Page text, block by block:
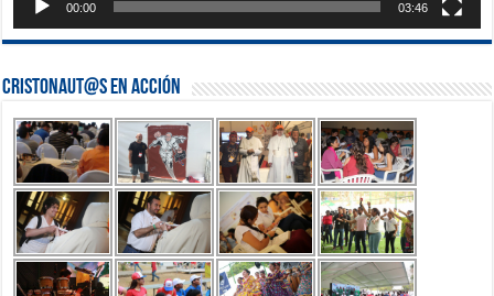
00:00 03:46
Cristonaut@s en Acción